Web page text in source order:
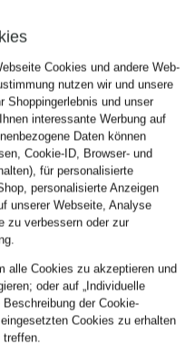
Cookies und andere Web-
nutzen wir und unsere
Shoppingerlebnis und unser
interessante Werbung auf
Daten können
Cookie-ID, Browser- und
für personalisierte
personalisierte Anzeigen
unserer Webseite, Analyse
zu verbessern oder zur
alle Cookies zu akzeptieren und
oder auf „Individuelle
der Cookie-
Cookies zu erhalten
treffen.